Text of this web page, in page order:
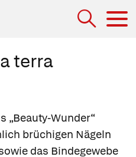
terra
„Beauty-Wunder“
brüchigen Nägeln
das Bindegewebe